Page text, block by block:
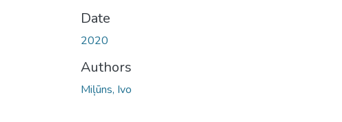
Date
2020
Authors
Miļūns, Ivo